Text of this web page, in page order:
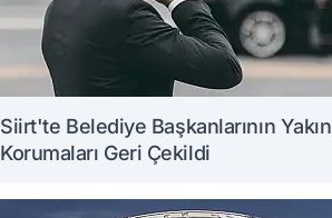
Siirt'te Belediye Başkanlarının Yakın
Korumaları Geri Çekildi